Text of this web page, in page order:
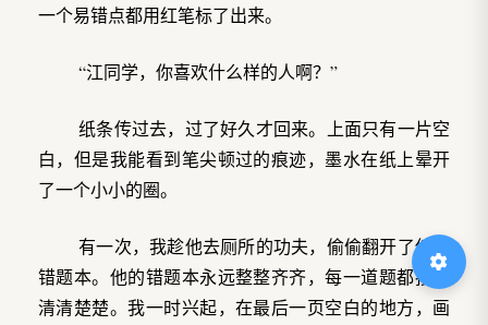
一个易错点都用红笔标了出来。
“江同学，你喜欢什么样的人啊？”
纸条传过去，过了好久才回来。上面只有一片空
白，但是我能看到笔尖顿过的痕迹，墨水在纸上晕开
了一个小小的圈。
有一次，我趁他去厕所的功夫，偷偷翻开了他的
错题本。他的错题本永远整整齐齐，每一道题都抄得
清清楚楚。我一时兴起，在最后一页空白的地方，画